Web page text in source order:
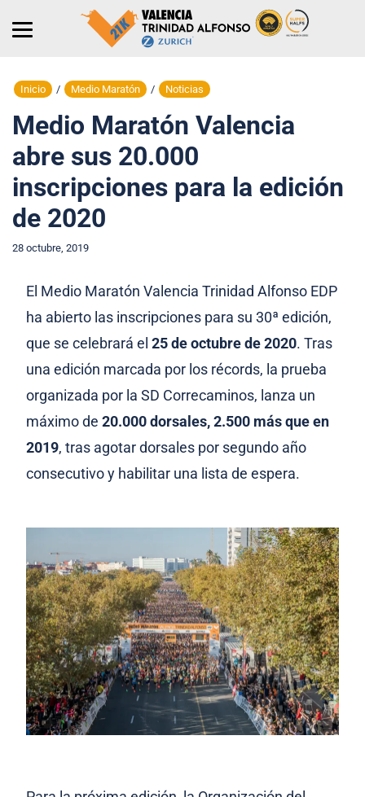
Inicio / Medio Maratón / Noticias
Medio Maratón Valencia
abre sus 20.000
inscripciones para la edición
de 2020
28 octubre, 2019
El Medio Maratón Valencia Trinidad Alfonso EDP
ha abierto las inscripciones para su 30ª edición,
que se celebrará el25 de octubre de 2020. Tras
una edición marcada por los récords, la prueba
organizada por la SD Correcaminos, lanza un
máximo de20.000 dorsales, 2.500 más que en
2019, tras agotar dorsales por segundo año
consecutivo y habilitar una lista de espera.